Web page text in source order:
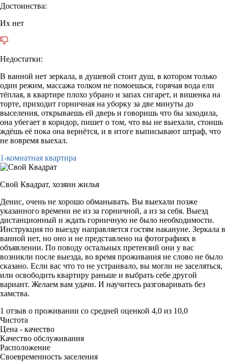
Достоинства:
Их нет
Недостатки:
В ванной нет зеркала, в душевой стоит душ, в котором только
один режим, массажа толком не помоешься, горячая вода ели
тёплая, в квартире плохо убрано и запах сигарет, и вишенка на
торте, приходит горничная на уборку за две минуты до
выселения, открываешь ей дверь и говоришь что бы заходила,
она убегает в коридор, пишет о том, что вы не выехали, стоишь
ждёшь её пока она вернётся, и в итоге выписывают штраф, что
не вовремя выехал.
1-комнатная квартира
Свой Квадрат, хозяин жилья
Денис, очень не хорошо обманывать. Вы выехали позже
указанного времени не из за горничной, а из за себя. Выезд
дистанционный и ждать горничную не было необходимости.
Инструкция по выезду направляется гостям накануне. Зеркала в
ванной нет, но оно и не представлено на фотографиях в
объявлении. По поводу остальных претензий они у вас
возникли после выезда, во время проживания не слово не было
сказано. Если вас что то не устраивало, вы могли не заселяться,
или освободить квартиру раньше и выбрать себе другой
вариант. Желаем вам удачи. И научитесь разговаривать без
хамства.
1 отзыв о проживании со средней оценкой 4,0 из 10,0
Чистота
Цена - качество
Качество обслуживания
Расположение
Своевременность заселения